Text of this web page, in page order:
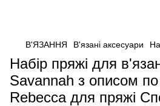
В'ЯЗАННЯ В'язані аксесуари
Набір пряжі для
Savannah з описом
Rebecca для пряжі